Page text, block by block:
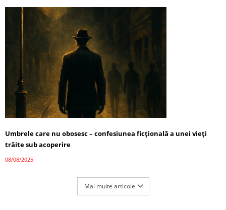
Umbrele care nu obosesc – confesiunea ficțională a unei vieți
trăite sub acoperire
08/08/2025
Mai multe articole